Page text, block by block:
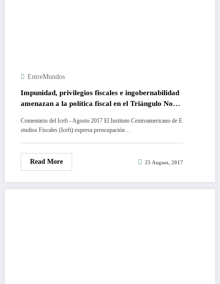
EntreMundos
Impunidad, privilegios fiscales e ingobernabilidad
amenazan a la política fiscal en el Triángulo Norte
Comentario del Icefi - Agosto 2017 El Instituto Centroamericano de E
studios Fiscales (Icefi) expresa preocupación…
Read More 25 August, 2017